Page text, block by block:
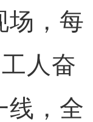
场，每
人奋
线，全